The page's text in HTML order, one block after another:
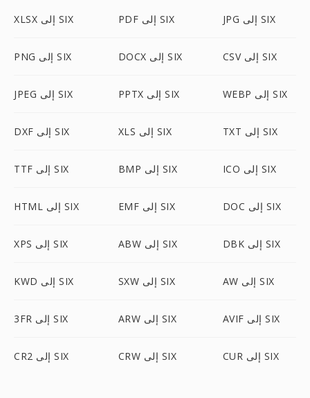
XLSX إلى SIX PDF إلى SIX JPG إلى SIX
PNG إلى SIX DOCX إلى SIX CSV إلى SIX
JPEG إلى SIX PPTX إلى SIX WEBP إلى SIX
DXF إلى SIX XLS إلى SIX TXT إلى SIX
TTF إلى SIX BMP إلى SIX ICO إلى SIX
HTML إلى SIX EMF إلى SIX DOC إلى SIX
XPS إلى SIX ABW إلى SIX DBK إلى SIX
KWD إلى SIX SXW إلى SIX AW إلى SIX
3FR إلى SIX ARW إلى SIX AVIF إلى SIX
CR2 إلى SIX CRW إلى SIX CUR إلى SIX